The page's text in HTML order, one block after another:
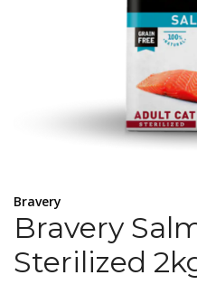
Bravery
Bravery
Sterilized